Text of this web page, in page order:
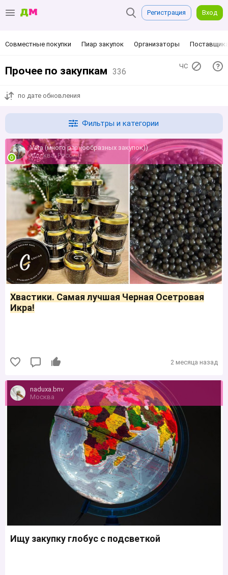
Регистрация Вход
Совместные покупки Пиар закупок Организаторы
ЧС
Прочее по закупкам 336
по дате обновления
Фильтры и категории
Veta (много разнообразных закупок))
Москва, Россия
Хвастики. Самая лучшая Черная Осетровая
Икра!
2 месяца назад
naduxa.bnv
Москва
Ищу закупку глобус с подсветкой